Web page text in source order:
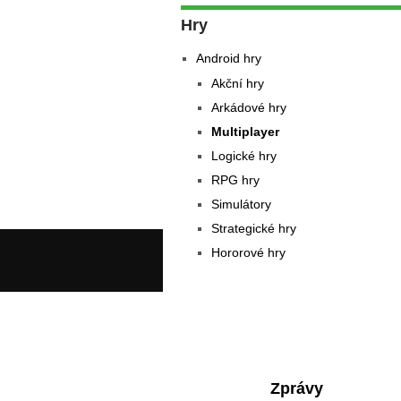
Hry
Android hry
Akční hry
Arkádové hry
Multiplayer
Logické hry
RPG hry
Simulátory
Strategické hry
Hororové hry
Zprávy